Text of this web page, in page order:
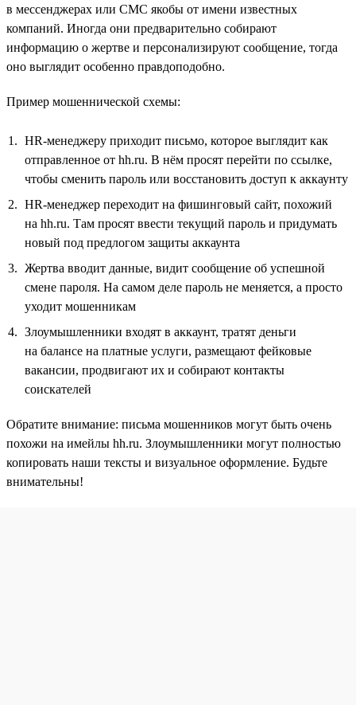
в мессенджерах или СМС якобы от имени известных
компаний. Иногда они предварительно собирают
информацию о жертве и персонализируют сообщение, тогда
оно выглядит особенно правдоподобно.
Пример мошеннической схемы:
HR-менеджеру приходит письмо, которое выглядит как
отправленное от hh.ru. В нём просят перейти по ссылке,
чтобы сменить пароль или восстановить доступ к аккаунту
HR-менеджер переходит на фишинговый сайт, похожий
на hh.ru. Там просят ввести текущий пароль и придумать
новый под предлогом защиты аккаунта
Жертва вводит данные, видит сообщение об успешной
смене пароля. На самом деле пароль не меняется, а просто
уходит мошенникам
Злоумышленники входят в аккаунт, тратят деньги
на балансе на платные услуги, размещают фейковые
вакансии, продвигают их и собирают контакты
соискателей
Обратите внимание: письма мошенников могут быть очень
похожи на имейлы hh.ru. Злоумышленники могут полностью
копировать наши тексты и визуальное оформление. Будьте
внимательны!